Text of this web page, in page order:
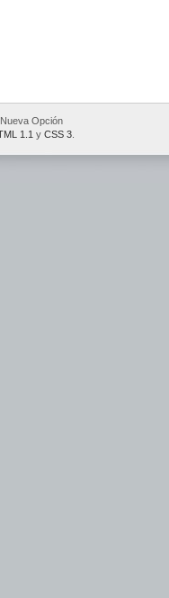
Opción
1.1 y CSS 3